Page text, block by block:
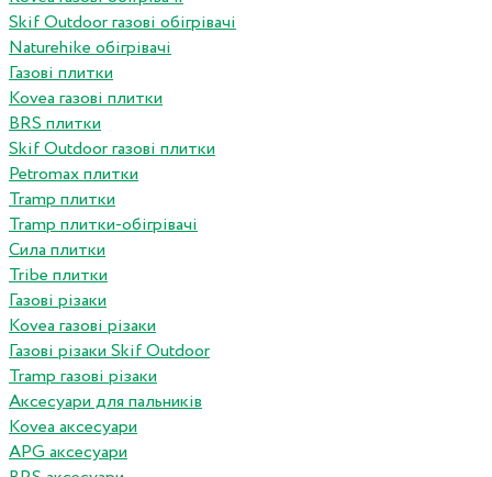
Skif Outdoor газові обігрівачі
Naturehike обігрівачі
Газові плитки
Kovea газові плитки
BRS плитки
Skif Outdoor газові плитки
Petromax плитки
Tramp плитки
Tramp плитки-обігрівачі
Сила плитки
Tribe плитки
Газові різаки
Kovea газові різаки
Газові різаки Skif Outdoor
Tramp газові різаки
Аксесуари для пальників
Kovea аксесуари
APG аксесуари